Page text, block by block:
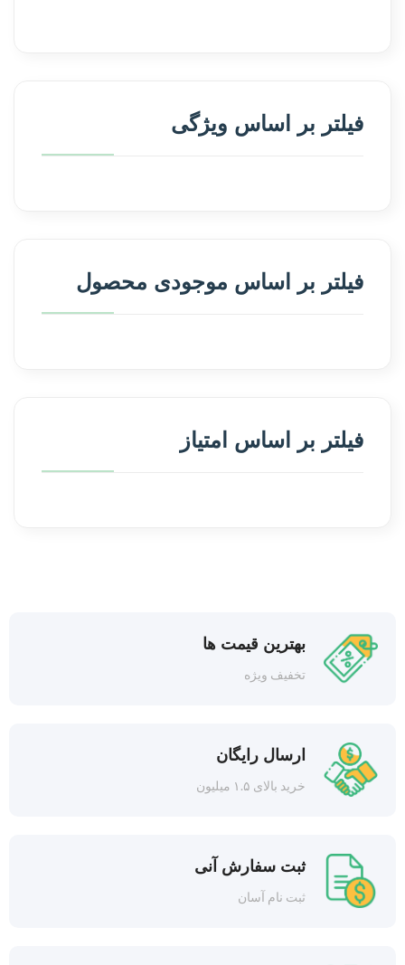
فیلتر بر اساس ویژگی
فیلتر بر اساس موجودی محصول
فیلتر بر اساس امتیاز
بهترین قیمت ها
تخفیف ویژه
ارسال رایگان
خرید بالای ۱.۵ میلیون
ثبت سفارش آنی
ثبت نام آسان